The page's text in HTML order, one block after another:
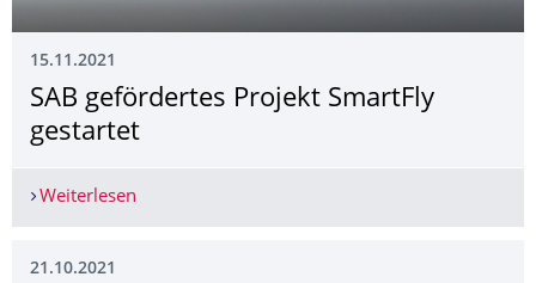
15.11.2021
SAB gefördertes Projekt SmartFly
gestartet
Weiterlesen
21.10.2021